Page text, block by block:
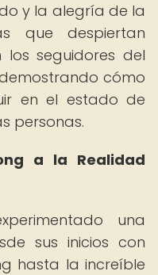
y la alegría de la
que despiertan
los seguidores del
cómo
en el estado de
personas.
a la Realidad
una
sus inicios con
hasta la increíble